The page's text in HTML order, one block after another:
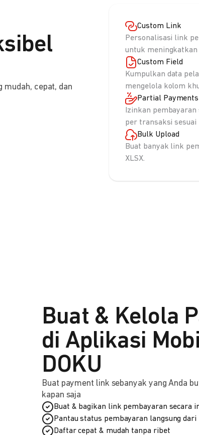
mudah, cepat, dan
Custom Link
Personalisasi link
untuk meningkatkan
Custom Field
Kumpulkan data
mengelola kolom
Partial Payments
Izinkan
per transaksi sesuai
Bulk Upload
Buat banyak link
XLSX.
Buat & Kelola
di Aplikasi
DOKU
Buat payment link sebanyak yang Anda
kapan saja
Buat & bagikan link pembayaran secara
Pantau status pembayaran langsung dari
Daftar cepat & mudah tanpa ribet